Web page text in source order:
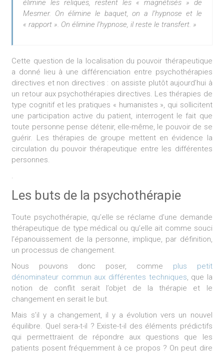
élimine les reliques, restent les « magnétisés » de
Mesmer. On élimine le baquet, on a l’hypnose et le
« rapport ». On élimine l’hypnose, il reste le transfert. »
Cette question de la localisation du pouvoir thérapeutique
a donné lieu à une différenciation entre psychothérapies
directives et non directives : on assiste plutôt aujourd’hui à
un retour aux psychothérapies directives. Les thérapies de
type cognitif et les pratiques « humanistes », qui sollicitent
une participation active du patient, interrogent le fait que
toute personne pense détenir, elle-même, le pouvoir de se
guérir. Les thérapies de groupe mettent en évidence la
circulation du pouvoir thérapeutique entre les différentes
personnes.
.
Les buts de la psychothérapie
Toute psychothérapie, qu’elle se réclame d’une demande
thérapeutique de type médical ou qu’elle ait comme souci
l’épanouissement de la personne, implique, par définition,
un processus de changement.
Nous pouvons donc poser, comme plus petit
dénominateur commun aux différentes techniques, que la
notion de conflit serait l’objet de la thérapie et le
changement en serait le but.
Mais s’il y a changement, il y a évolution vers un nouvel
équilibre. Quel sera-t-il ? Existe-t-il des éléments prédictifs
qui permettraient de répondre aux questions que les
patients posent fréquemment à ce propos ? On peut dire